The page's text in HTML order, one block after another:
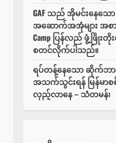
GAF သည် အိုမင်းနေသ
အဆောက်အအုံများ အစ
Camp ပြန်လည် ဖွံ့ဖြိုး
စတင်လိုက်ပါသည်။
ရပ်တန့်နေသော ဆိုက်ဘ
အသက်သွင်းရန် မြန်မ
လှည့်လာနေ – သံတမန်၊